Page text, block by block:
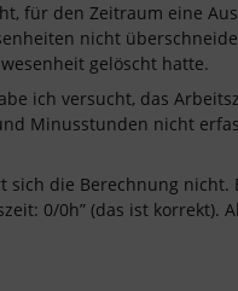
für den Zeitraum eine
nicht
gelöscht hatte.
ich versucht, das
Minusstunden nicht
sich die Berechnung
0/0h” (das ist